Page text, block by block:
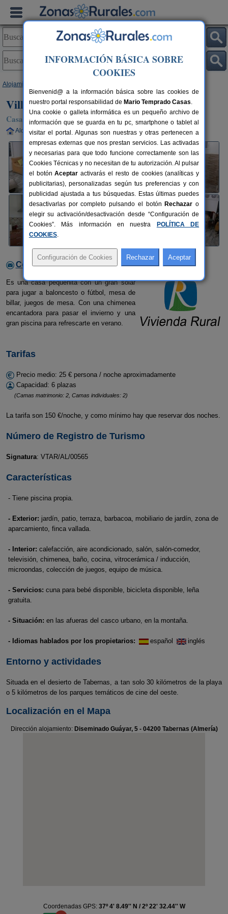
Alojamientos
Villa Olmedo
Casa Rural en Tabernas (Almería)
Alquiler completo 6 plazas 43 km de Almería
Contactar con el alojamiento
Es una casa pequeñita con un gran solar
para jugar a baloncesto o fútbol, mesa de
billar, juegos de mesa. Con una chimenea
encantadora para pasar el invierno y una
gran piscina para refrescarte en verano.
Tarifas
Precio medio: 25 € persona / noche aproximadamente
Capacidad: 6 plazas
(Camas matrimonio: 2, Camas individuales: 2)
La tarifa son 150 €/noche, y como mínimo hay que reservar dos noches.
Número de Registro de Turismo
Signatura: VTAR/AL/00565
Características
- Tiene piscina propia.
- Exterior: jardín, patio, terraza, barbacoa, mobiliario de jardín, zona de
aparcamiento, finca vallada.
- Interior: calefacción, aire acondicionado, salón, salón-comedor,
televisión, chimenea, baño, cocina, vitrocerámica / inducción,
microondas, colección de juegos, equipo de música.
- Servicios: cuna para bebé disponible, bicicleta disponible, leña
gratuita.
- Situación: en las afueras del casco urbano, en la montaña.
- Idiomas hablados por los propietarios: español inglés
Entorno y actividades
Situada en el desierto de Tabernas, a tan solo 30 kilómetros de la playa
o 5 kilómetros de los parques temáticos de cine del oeste.
Localización en el Mapa
Dirección alojamiento: Diseminado Guáyar, 5 - 04200 Tabernas (Almería)
Coordenadas GPS: 37º 4' 8.49'' N / 2º 22' 32.44'' W
INFORMACIÓN BÁSICA SOBRE
COOKIES
Bienvenid@ a la información básica sobre las cookies de
nuestro portal responsabilidad de Mario Temprado Casas.
Una cookie o galleta informática es un pequeño archivo de
información que se guarda en tu pc, smartphone o tablet al
visitar el portal. Algunas son nuestras y otras pertenecen a
empresas externas que nos prestan servicios. Las activadas
y necesarias para que todo funcione correctamente son las
Cookies Técnicas y no necesitan de tu autorización. Al pulsar
el botónAceptar activarás el resto de cookies (analíticas y
publicitarias), personalizadas según tus preferencias y con
publicidad ajustada a tus búsquedas. Estas últimas puedes
desactivarlas por completo pulsando el botón Rechazar o
elegir su activación/desactivación desde “Configuración de
Cookies”. Más información en nuestra
POLÍTICA DE
COOKIES.